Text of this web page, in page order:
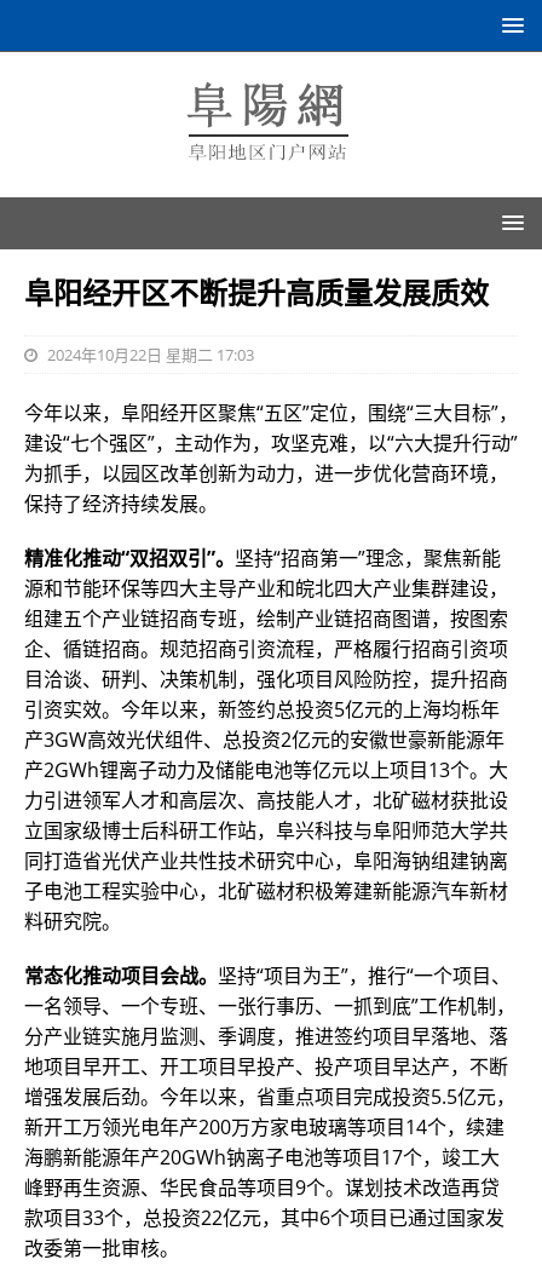
阜阳经开区不断提升高质量发展质效
2024年10月22日 星期二 17:03
今年以来，阜阳经开区聚焦“五区”定位，围绕“三大目标”，
建设“七个强区”，主动作为，攻坚克难，以“六大提升行动”
为抓手，以园区改革创新为动力，进一步优化营商环境，
保持了经济持续发展。
精准化推动“双招双引”。 坚持“招商第一”理念，聚焦新能
源和节能环保等四大主导产业和皖北四大产业集群建设，
组建五个产业链招商专班，绘制产业链招商图谱，按图索
企、循链招商。规范招商引资流程，严格履行招商引资项
目洽谈、研判、决策机制，强化项目风险防控，提升招商
引资实效。今年以来，新签约总投资5亿元的上海均栎年
产3GW高效光伏组件、总投资2亿元的安徽世豪新能源年
产2GWh锂离子动力及储能电池等亿元以上项目13个。大
力引进领军人才和高层次、高技能人才，北矿磁材获批设
立国家级博士后科研工作站，阜兴科技与阜阳师范大学共
同打造省光伏产业共性技术研究中心，阜阳海钠组建钠离
子电池工程实验中心，北矿磁材积极筹建新能源汽车新材
料研究院。
常态化推动项目会战。 坚持“项目为王”，推行“一个项目、
一名领导、一个专班、一张行事历、一抓到底”工作机制，
分产业链实施月监测、季调度，推进签约项目早落地、落
地项目早开工、开工项目早投产、投产项目早达产，不断
增强发展后劲。今年以来，省重点项目完成投资5.5亿元，
新开工万领光电年产200万方家电玻璃等项目14个，续建
海鹏新能源年产20GWh钠离子电池等项目17个，竣工大
峰野再生资源、华民食品等项目9个。谋划技术改造再贷
款项目33个，总投资22亿元，其中6个项目已通过国家发
改委第一批审核。